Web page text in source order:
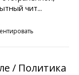
чит...
/ Политика